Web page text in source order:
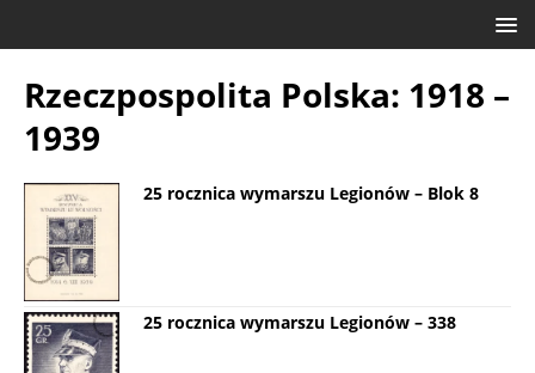
Rzeczpospolita Polska: 1918 –
1939
25 rocznica wymarszu Legionów – Blok 8
25 rocznica wymarszu Legionów – 338